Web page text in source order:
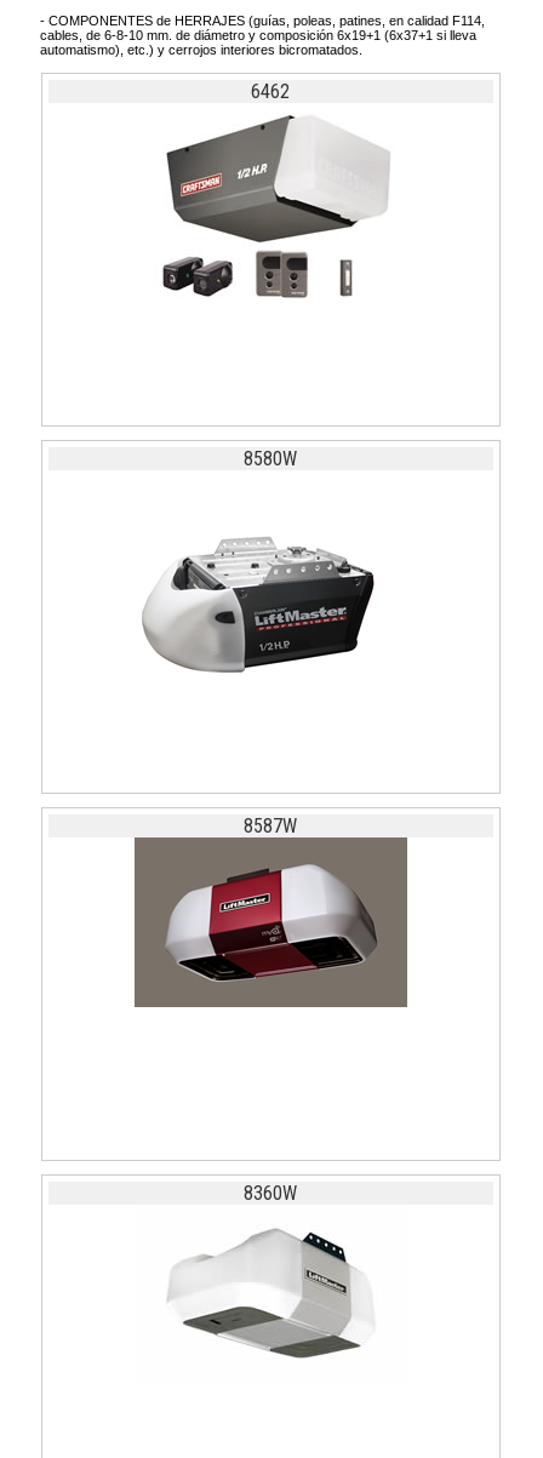
- COMPONENTES de HERRAJES (guías, poleas, patines, en calidad F114,
cables, de 6-8-10 mm. de diámetro y composición 6x19+1 (6x37+1 si lleva
automatismo), etc.) y cerrojos interiores bicromatados.
6462
8580W
8587W
8360W